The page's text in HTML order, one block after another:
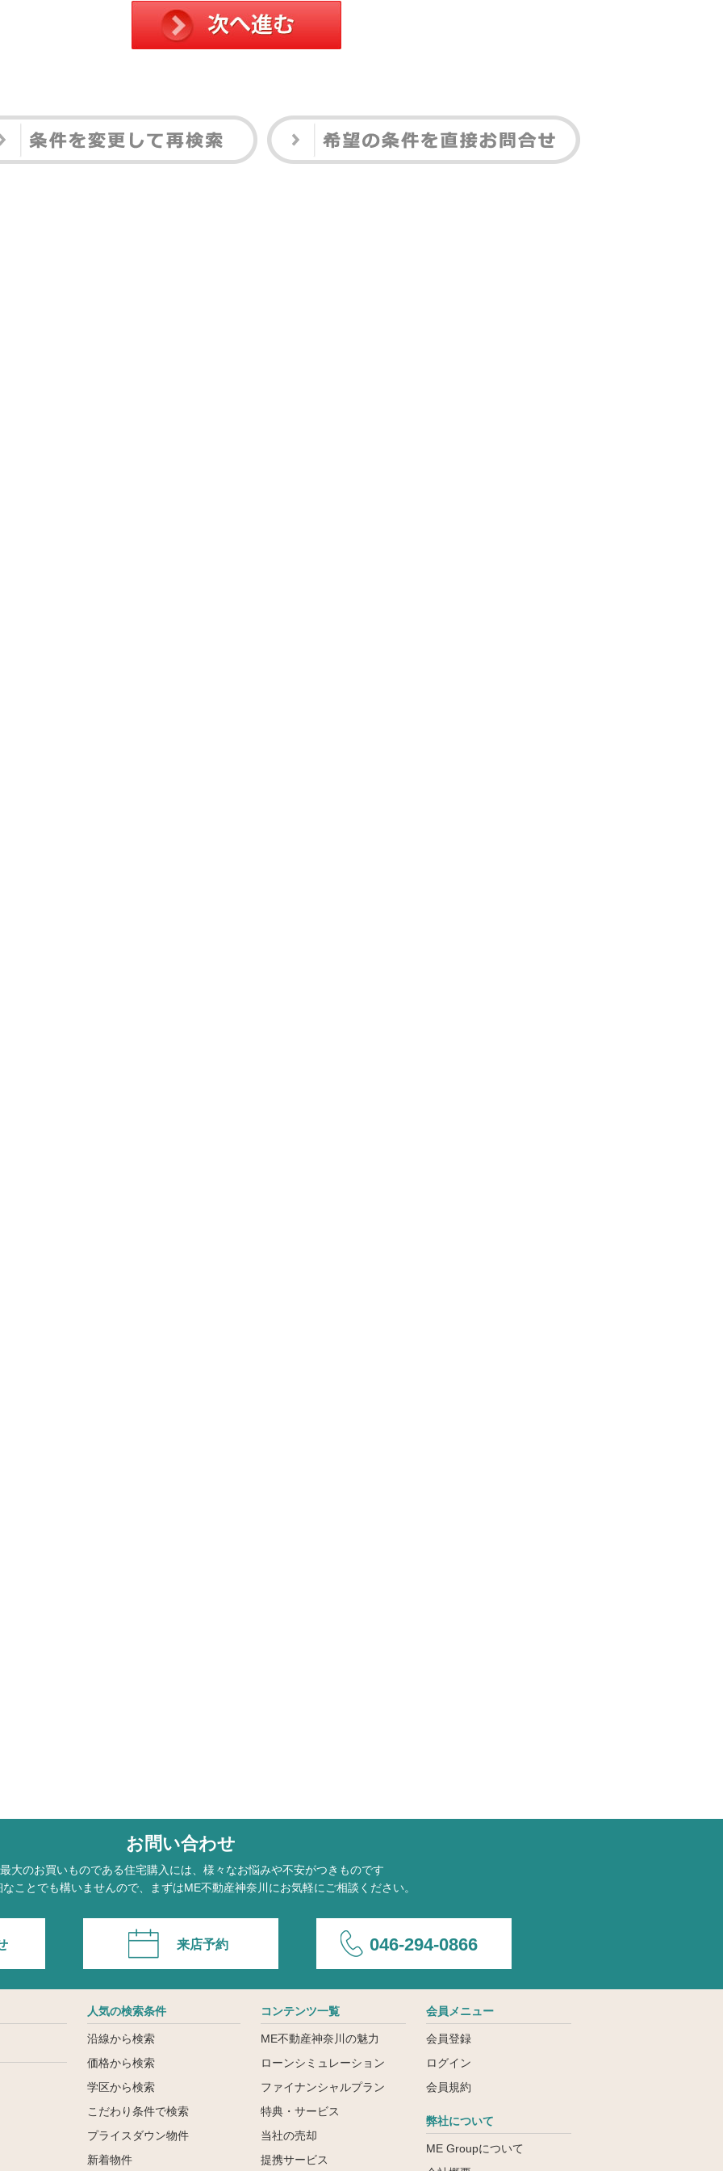
お問い合わせ
大のお買いものである住宅購入には、様々なお悩みや不安がつきものです
ことでも構いませんので、まずはME不動産神奈川にお気軽にご相談ください。
来店予約 046-294-0866
人気の検索条件
沿線から検索
価格から検索
学区から検索
こだわり条件で検索
プライスダウン物件
新着物件
コンテンツ一覧
ME不動産神奈川の魅力
ローンシミュレーション
ファイナンシャルプラン
特典・サービス
当社の売却
提携サービス
会員メニュー
会員登録
ログイン
会員規約
弊社について
ME Groupについて